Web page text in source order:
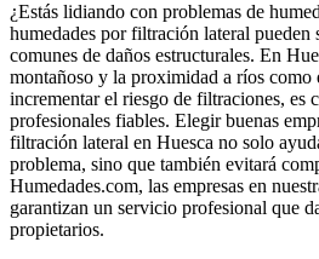
¿Estás lidiando con problemas de
humedades por filtración lateral pueden
comunes de daños estructurales. En
montañoso y la proximidad a ríos como
incrementar el riesgo de filtraciones, es
profesionales fiables. Elegir buenas
filtración lateral en Huesca no solo
problema, sino que también evitará
Humedades.com, las empresas en
garantizan un servicio profesional que
propietarios.